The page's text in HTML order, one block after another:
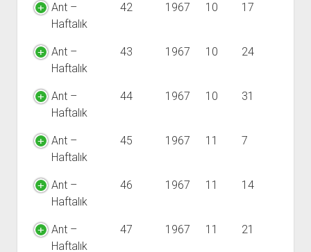
Ant –
Haftalık
42 1967 10 17
Ant –
Haftalık
43 1967 10 24
Ant –
Haftalık
44 1967 10 31
Ant –
Haftalık
45 1967 11 7
Ant –
Haftalık
46 1967 11 14
Ant –
Haftalık
47 1967 11 21